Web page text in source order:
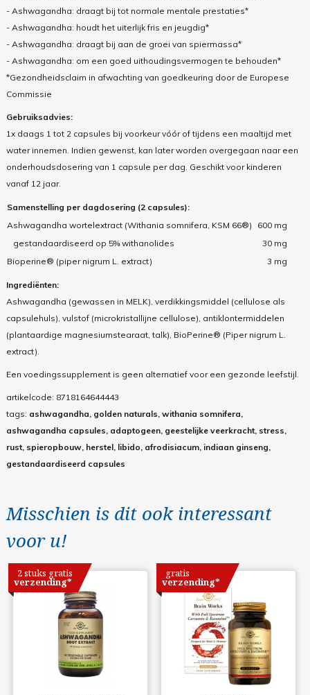
- Ashwagandha: draagt bij tot normale mentale prestaties*
- Ashwagandha: houdt het uiterlijk fris en jeugdig*
- Ashwagandha: draagt bij aan de groei van spiermassa*
- Ashwagandha: om een goed uithoudingsvermogen te behouden*
*Gezondheidsclaim in afwachting van goedkeuring door de Europese
Commissie
Gebruiksadvies:
1x daags 1 tot 2 capsules bij voorkeur vóór of tijdens een maaltijd met
water innemen. Indien gewenst, kan later worden overgegaan naar een
onderhoudsdosering van 1 capsule per dag. Geschikt voor kinderen
vanaf 12 jaar.
Samenstelling per dagdosering (2 capsules):
Ashwagandha wortelextract (Withania somnifera, KSM 66®)
600 mg
gestandaardiseerd op 5% withanolides
30 mg
Bioperine® (piper nigrum L. extract)
3 mg
Ingrediënten:
Ashwagandha (gewassen in MELK), verdikkingsmiddel (cellulose als
capsulehuls), vulstof (microkristallijne cellulose), antiklontermiddelen
(plantaardige magnesiumstearaat, talk), BioPerine® (Piper nigrum L.
extract).
Een voedingssupplement is geen alternatief voor een gezonde leefstijl.
artikelcode: 8718164644443
tags: ashwagandha, golden naturals, withania somnifera,
ashwagandha capsules, adaptogeen, geestelijke veerkracht, stress,
rust, spieropbouw, herstel, libido, afrodisiacum, indiaan ginseng,
gestandaardiseerd capsules
Misschien is dit ook interessant
voor u!
2 stuks gratis
verzending*
gratis
verzending*